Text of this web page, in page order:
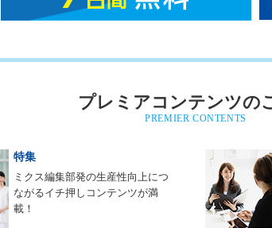
プレミアコンテンツの
PREMIER CONTENTS
特集
ミクス編集部発の生産性向上につ
ながるイチ押しコンテンツが満
載！